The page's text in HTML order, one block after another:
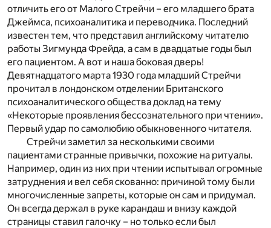
отличить его от Малого Стрейчи – его младшего брата
Джеймса, психоаналитика и переводчика. Последний
известен тем, что представил английскому читателю
работы Зигмунда Фрейда, а сам в двадцатые годы был
его пациентом. А вот и наша боковая дверь!
Девятнадцатого марта 1930 года младший Стрейчи
прочитал в лондонском отделении Британского
психоаналитического общества доклад на тему
«Некоторые проявления бессознательного при чтении».
Первый удар по самолюбию обыкновенного читателя.
Стрейчи заметил за несколькими своими
пациентами странные привычки, похожие на ритуалы.
Например, один из них при чтении испытывал огромные
затруднения и вел себя скованно: причиной тому были
многочисленные запреты, которые он сам и придумал.
Он всегда держал в руке карандаш и внизу каждой
страницы ставил галочку – но только если был